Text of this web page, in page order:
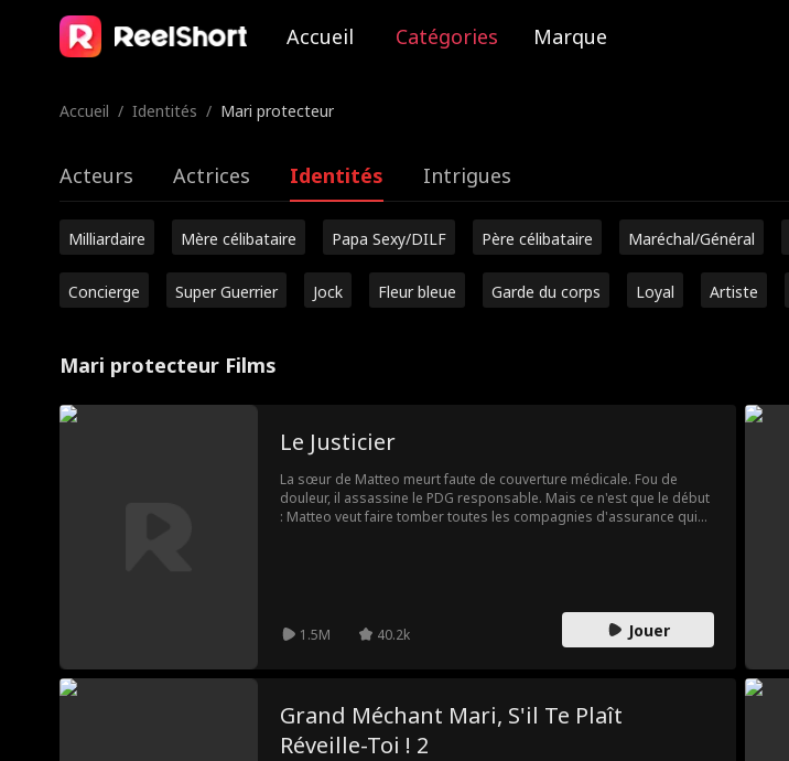
Accueil Catégories Marque
Accueil / Identités / Mari protecteur
Acteurs Actrices Identités Intrigues
Milliardaire Mère célibataire Papa Sexy/DILF Père célibataire Maréchal/Général
Concierge Super Guerrier Jock Fleur bleue Garde du corps Loyal Artiste
Mari protecteur Films
Le Justicier
La sœur de Matteo meurt faute de couverture médicale. Fou de
douleur, il assassine le PDG responsable. Mais ce n'est que le début
: Matteo veut faire tomber toutes les compagnies d'assurance qui
1.5M 40.2k Jouer
Grand Méchant Mari, S'il Te Plaît
Réveille-Toi ! 2